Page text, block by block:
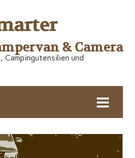
& Camera
Campingutensilien und